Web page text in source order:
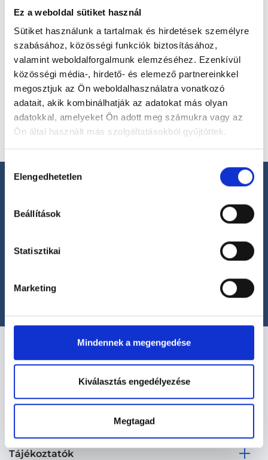
Ez a weboldal sütiket használ
Sütiket használunk a tartalmak és hirdetések személyre
szabásához, közösségi funkciók biztosításához,
valamint weboldalforgalmunk elemzéséhez. Ezenkívül
közösségi média-, hirdető- és elemező partnereinkkel
megosztjuk az Ön weboldalhasználatra vonatkozó
adatait, akik kombinálhatják az adatokat más olyan
adatokkal, amelyeket Ön adott meg számukra vagy az
Ön által használt más szolgáltatásokból gyűjtöttek.
szabályzat:https://foglaljorvost.hu/info/foglaljorvost-
Hozzájárulás
kiválasztása
Elengedhetetlen
Beállítások
Statisztikai
Marketing
Mindennek a megengedése
Kiválasztás engedélyezése
Megtagad
Válassz helyszínt
Tájékoztatók